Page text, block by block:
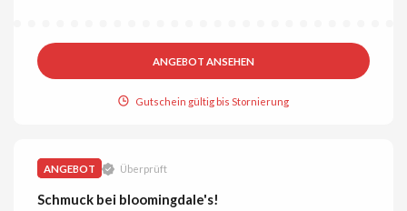
ANGEBOT ANSEHEN
Gutschein gültig bis Stornierung
ANGEBOT Überprüft
Schmuck bei bloomingdale's!